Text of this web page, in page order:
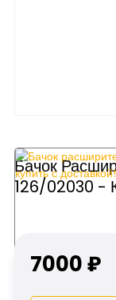
Бачок
126/02030 -
7000 ₽